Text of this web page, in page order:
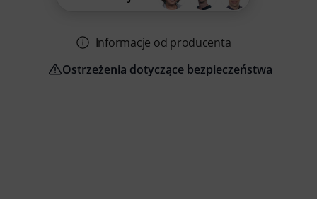
Informacje od producenta
Ostrzeżenia dotyczące bezpieczeństwa